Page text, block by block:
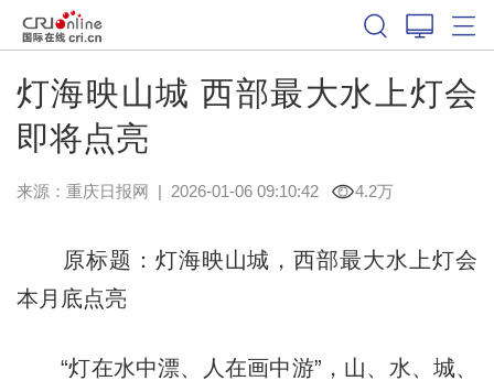
灯海映山城 西部最大水上灯会
即将点亮
来源： 重庆日报网 | 2026-01-06 09:10:42 4.2万
原标题：灯海映山城，西部最大水上灯会
本月底点亮
“灯在水中漂、人在画中游”，山、水、城、